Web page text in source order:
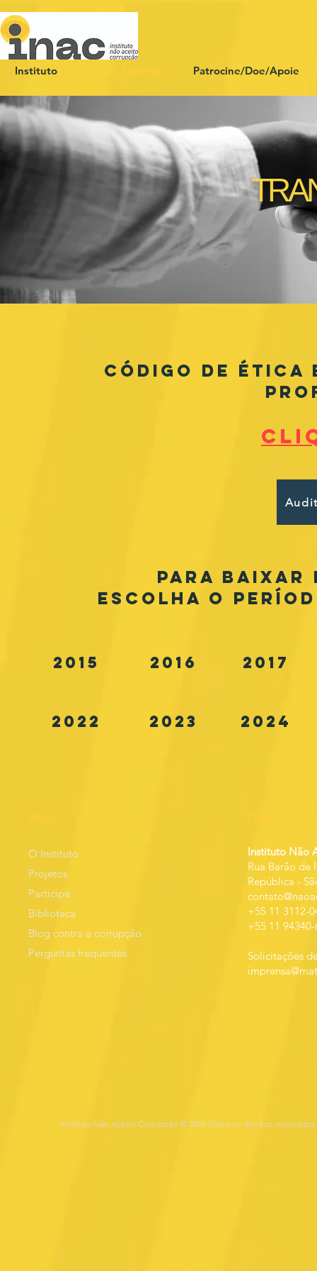
Instituto Patrocine/Doe/Apoie
CÓDIGO DE ÉTICA
Para baixar
escolha o
2015 2016 2017
2022 2023 2024
O Instituto
Projetos
Participe
Biblioteca
Blog contra a corrupção
Perguntas frequentes
Instituto Não
Rua Barão de
República -
+55 11 3112-
+55 11
Solicitações
Instituto Não Aceito Corrupção © 2025 Todos os direitos